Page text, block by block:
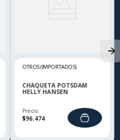
OTROS (IMPORTADOS)
CHAQUETA POTSDAM
HELLY HANSEN
Precio:
$96.474